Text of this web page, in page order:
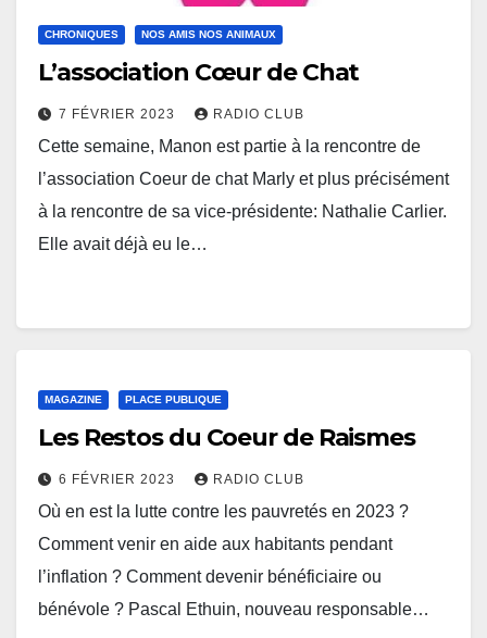
CHRONIQUES NOS AMIS NOS ANIMAUX
L’association Cœur de Chat
7 FÉVRIER 2023 RADIO CLUB
Cette semaine, Manon est partie à la rencontre de
l’association Coeur de chat Marly et plus précisément
à la rencontre de sa vice-présidente: Nathalie Carlier.
Elle avait déjà eu le…
MAGAZINE PLACE PUBLIQUE
Les Restos du Coeur de Raismes
6 FÉVRIER 2023 RADIO CLUB
Où en est la lutte contre les pauvretés en 2023 ?
Comment venir en aide aux habitants pendant
l’inflation ? Comment devenir bénéficiaire ou
bénévole ? Pascal Ethuin, nouveau responsable…